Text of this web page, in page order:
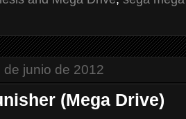
de junio de 2012
(Mega Drive)